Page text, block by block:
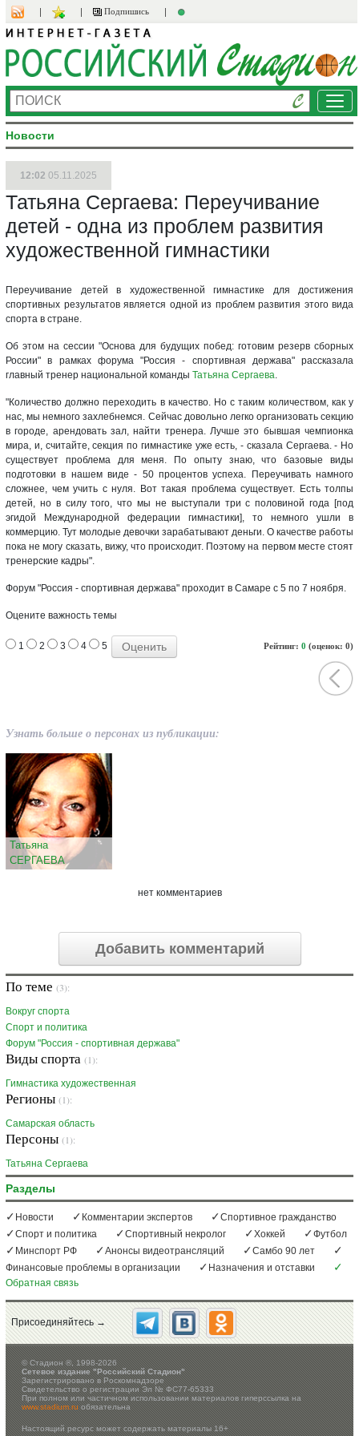
Подпишись
Новости
12:02 05.11.2025
Татьяна Сергаева: Переучивание
детей - одна из проблем развития
художественной гимнастики
Переучивание детей в художественной гимнастике для достижения
спортивных результатов является одной из проблем развития этого вида
спорта в стране.
Об этом на сессии "Основа для будущих побед: готовим резерв сборных
России" в рамках форума "Россия - спортивная держава" рассказала
главный тренер национальной команды Татьяна Сергаева.
"Количество должно переходить в качество. Но с таким количеством, как у
нас, мы немного захлебнемся. Сейчас довольно легко организовать секцию
в городе, арендовать зал, найти тренера. Лучше это бывшая чемпионка
мира, и, считайте, секция по гимнастике уже есть, - сказала Сергаева. - Но
существует проблема для меня. По опыту знаю, что базовые виды
подготовки в нашем виде - 50 процентов успеха. Переучивать намного
сложнее, чем учить с нуля. Вот такая проблема существует. Есть толпы
детей, но в силу того, что мы не выступали три с половиной года [под
эгидой Международной федерации гимнастики], то немного ушли в
коммерцию. Тут молодые девочки зарабатывают деньги. О качестве работы
пока не могу сказать, вижу, что происходит. Поэтому на первом месте стоят
тренерские кадры".
Форум "Россия - спортивная держава" проходит в Самаре с 5 по 7 ноября.
Оцените важность темы
Рейтинг: 0 (оценок: 0)
1 2 3 4 5
Узнать больше о персонах из публикации:
Татьяна
СЕРГАЕВА
нет комментариев
Добавить комментарий
По теме (3):
Вокруг спорта
Спорт и политика
Форум "Россия - спортивная держава"
Виды спорта (1):
Гимнастика художественная
Регионы (1):
Самарская область
Персоны (1):
Татьяна Сергаева
Разделы
Новости Комментарии экспертов
Спортивное гражданство
Спорт и политика
Спортивный некролог Хоккей
Футбол
Минспорт РФ
Анонсы видеотрансляций
Самбо 90 лет
Финансовые проблемы в организации
Назначения и отставки
Обратная связь
Присоединяйтесь →
©Стадион ®, 1998-2026
Сетевое издание "Российский Стадион"
Зарегистрировано в Роскомнадзоре
Свидетельство о регистрации Эл № ФС77-65333
При полном или частичном использовании материалов гиперссылка на
www.stadium.ruобязательна
Настоящий ресурс может содержать материалы 16+